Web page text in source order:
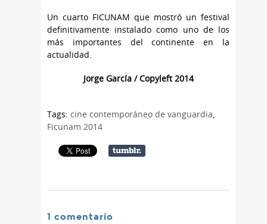
Un cuarto FICUNAM que mostró un festival
definitivamente instalado como uno de los
más importantes del continente en la
actualidad.
Jorge García / Copyleft 2014
Tags: cine contemporáneo de vanguardia
Ficunam 2014
1 comentario